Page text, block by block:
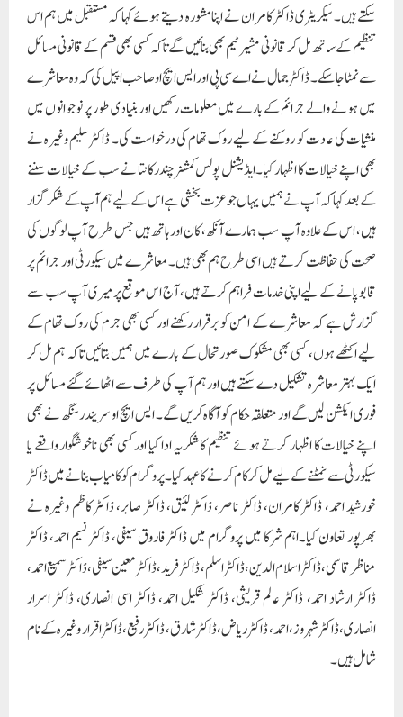
سکتے ہیں۔ سیکریٹری ڈاکٹر کامران نے اپنا مشورہ دیتے ہوئے کہا کہ مستقبل میں ہم اس
تنظیم کے ساتھ مل کر قانونی مشیر ٹیم بھی بنائیں گے تاکہ کسی بھی قسم کے قانونی مسائل
سے نمٹا جا سکے۔ ڈاکٹر جمال نے اے سی پی اور ایس ایچ او صاحب اپیل کی کہ وہ معاشرے
میں ہونے والے جرائم کے بارے میں معلومات رکھیں اور بنیادی طور پر نوجوانوں میں
منشیات کی عادت کو روکنے کے لیے روک تھام کی درخواست کی۔ ڈاکٹر سلیم وغیرہ نے
بھی اپنے خیالات کا اظہار کیا۔ایڈیشنل پولس کمشنر چندرکانتا نے سب کے خیالات سننے
کے بعد کہا کہ آپ نے ہمیں یہاں جو عزت بخشی ہے اس کے لیے ہم آپ کے شکر گزار
ہیں، اس کے علاوہ آپ سب ہمارے آنکھ، کان اور ہاتھ ہیں جس طرح آپ لوگوں کی
صحت کی حفاظت کرتے ہیں اسی طرح ہم بھی ہیں۔ معاشرے میں سیکورٹی اور جرائم پر
قابو پانے کے لیے اپنی خدمات فراہم کرتے ہیں، آج اس موقع پر میری آپ سب سے
گزارش ہے کہ معاشرے کے امن کو برقرار رکھنے اور کسی بھی جرم کی روک تھام کے
لیے اکٹھے ہوں، کسی بھی مشکوک صورتحال کے بارے میں ہمیں بتائیں تاکہ ہم مل کر
ایک بہتر معاشرہ تشکیل دے سکتے ہیں اور ہم آپ کی طرف سے اٹھائے گئے مسائل پر
فوری ایکشن لیں گے اور متعلقہ حکام کو آگاہ کریں گے۔ ایس ایچ او سریندر سنگھ نے بھی
اپنے خیالات کا اظہار کرتے ہوئے تنظیم کا شکریہ ادا کیا اور کسی بھی ناخوشگوار واقعے یا
سیکورٹی سے نمٹنے کے لیے مل کر کام کرنے کا عہد کیا۔پروگرام کو کامیاب بنانے میں ڈاکٹر
خورشید احمد، ڈاکٹر کامران، ڈاکٹر ناصر، ڈاکٹر لئیق، ڈاکٹر صابر، ڈاکٹر کاظم وغیرہ نے
بھرپور تعاون کیا۔اہم شرکا میں پروگرام میں ڈاکٹر فاروق سیفی، ڈاکٹر نسیم احمد، ڈاکٹر
مناظر قاسمی، ڈاکٹر اسلام الدین، ڈاکٹر اسلم، ڈاکٹر فرید، ڈاکٹر معین سیفی، ڈاکٹر سمیع احمد،
ڈاکٹر ارشاد احمد، ڈاکٹر عالم قریشی، ڈاکٹر شکیل احمد، ڈاکٹر اسی انصاری، ڈاکٹر اسرار
انصاری،ڈاکٹر شہروز، احمد، ڈاکٹر ریاض، ڈاکٹر شارق، ڈاکٹر رفیع، ڈاکٹر اقرار وغیرہ کے نام
شامل ہیں۔